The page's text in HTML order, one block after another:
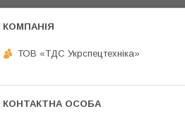
ТОВ «ТДС Укрспецтехніка»